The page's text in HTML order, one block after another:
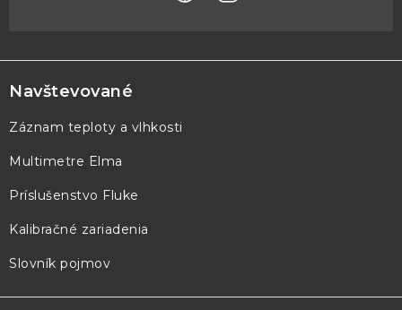
á
p
ä
e
Navštevované
Záznam teploty a vlhkosti
Multimetre Elma
Príslušenstvo Fluke
Kalibračné zariadenia
Slovník pojmov